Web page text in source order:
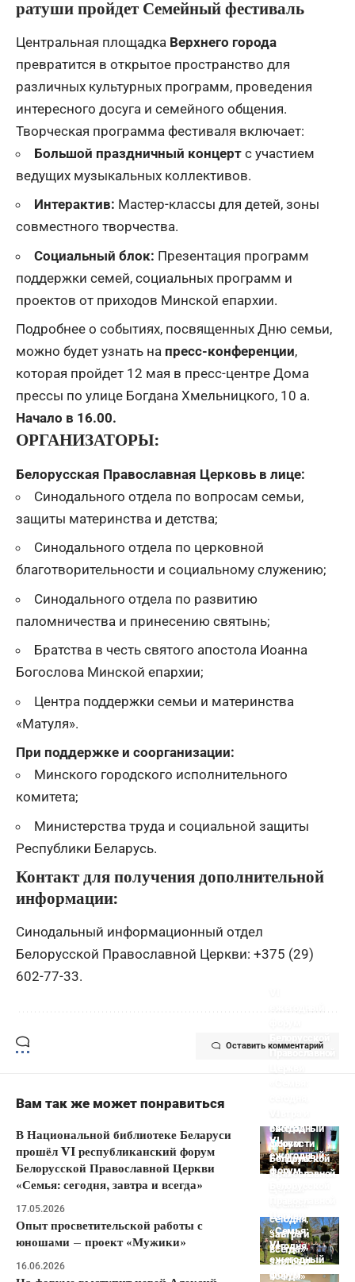
ратуши пройдет Семейный фестиваль
Центральная площадка Верхнего города
превратится в открытое пространство для
различных культурных программ, проведения
интересного досуга и семейного общения.
Творческая программа фестиваля включает:
Большой праздничный концерт с участием
ведущих музыкальных коллективов.
Интерактив: Мастер-классы для детей, зоны
совместного творчества.
Социальный блок: Презентация программ
поддержки семей, социальных программ и
проектов от приходов Минской епархии.
Подробнее о событиях, посвященных Дню семьи,
можно будет узнать на пресс-конференции,
которая пройдет 12 мая в пресс-центре Дома
прессы по улице Богдана Хмельницкого, 10 а.
Начало в 16.00.
ОРГАНИЗАТОРЫ:
Белорусская Православная Церковь в лице:
Синодального отдела по вопросам семьи,
защиты материнства и детства;
Синодального отдела по церковной
благотворительности и социальному служению;
Синодального отдела по развитию
паломничества и принесению святынь;
Братства в честь святого апостола Иоанна
Богослова Минской епархии;
Центра поддержки семьи и материнства
«Матуля».
При поддержке и соорганизации:
Минского городского исполнительного
комитета;
Министерства труда и социальной защиты
Республики Беларусь.
Контакт для получения дополнительной
информации:
Синодальный информационный отдел
Белорусской Православной Церкви: +375 (29)
602-77-33.
Оставить комментарий
Вам так же может понравиться
Православной
всегда»
Новости
отдела
В Национальной библиотеке Беларуси
прошёл VI республиканский форум
Белорусской Православной Церкви
«Семья: сегодня, завтра и всегда»
17.05.2026
ежегодный
форум
Белорусской
Православной
сегодня,
завтра и
всегда»
Опыт просветительской работы с
юношами – проект «Мужики»
16.06.2026
VI
ежегодный
форум
Церкви
«Семья:
сегодня,
завтра и
всегда»
VI
ежегодный
форум